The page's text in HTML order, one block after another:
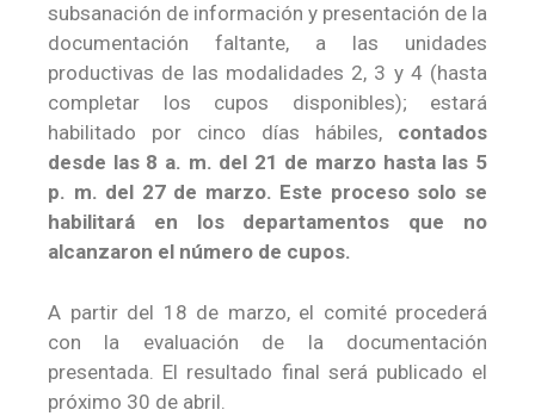
subsanación de información y presentación de la
documentación faltante, a las unidades
productivas de las modalidades 2, 3 y 4 (hasta
completar los cupos disponibles); estará
habilitado por cinco días hábiles, contados
desde las 8 a. m. del 21 de marzo hasta las 5
p. m. del 27 de marzo. Este proceso solo se
habilitará en los departamentos que no
alcanzaron el número de cupos.
A partir del 18 de marzo, el comité procederá
con la evaluación de la documentación
presentada. El resultado final será publicado el
próximo 30 de abril.